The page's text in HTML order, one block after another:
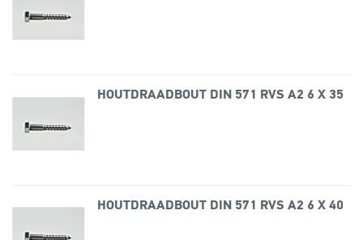
HOUTDRAADBOUT DIN 571 RVS A2 6 X 35
HOUTDRAADBOUT DIN 571 RVS A2 6 X 40